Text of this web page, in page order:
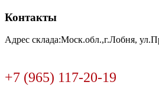
Контакты
Адрес склада:Моск.обл.,г.Лобня,
+7 (965) 117-20-19